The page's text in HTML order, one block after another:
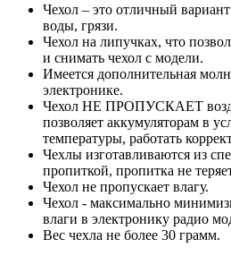
Чехол – это отличный
воды, грязи.
Чехол на липучках, что
и снимать чехол с модели.
Имеется дополнительная
электронике.
Чехол НЕ ПРОПУСКАЕТ
позволяет аккумуляторам в
температуры, работать
Чехлы изготавливаются из
пропиткой, пропитка не
Чехол не пропускает влагу.
Чехол - максимально
влаги в электронику радио
Вес чехла не более 30 грамм.